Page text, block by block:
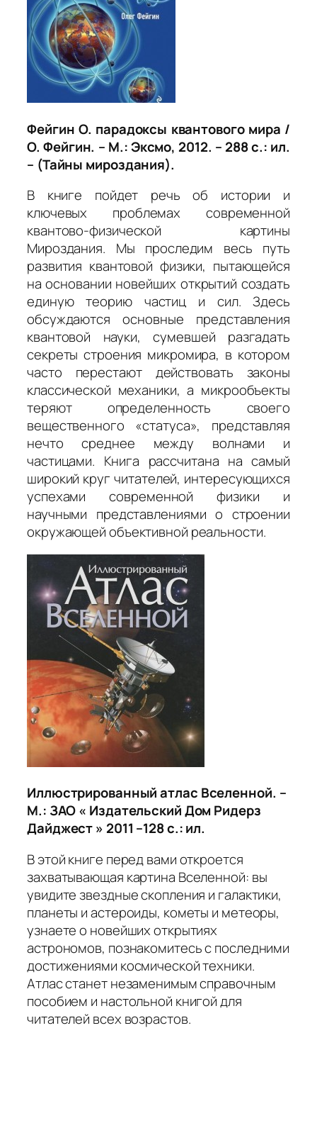
Фейгин О. парадоксы квантового мира /
О. Фейгин. – М.: Эксмо, 2012. – 288 с.: ил.
– (Тайны мироздания).
В книге пойдет речь об истории и
ключевых проблемах современной
квантово-физической картины
Мироздания. Мы проследим весь путь
развития квантовой физики, пытающейся
на основании новейших открытий создать
единую теорию частиц и сил. Здесь
обсуждаются основные представления
квантовой науки, сумевшей разгадать
секреты строения микромира, в котором
часто перестают действовать законы
классической механики, а микрообъекты
теряют определенность своего
вещественного «статуса», представляя
нечто среднее между волнами и
частицами. Книга рассчитана на самый
широкий круг читателей, интересующихся
успехами современной физики и
научными представлениями о строении
окружающей объективной реальности.
Иллюстрированный атлас Вселенной. –
М.: ЗАО « Издательский Дом Ридерз
Дайджест » 2011 –128 с.: ил.
В этой книге перед вами откроется
захватывающая картина Вселенной: вы
увидите звездные скопления и галактики,
планеты и астероиды, кометы и метеоры,
узнаете о новейших открытиях
астрономов, познакомитесь с последними
достижениями космической техники.
Атлас станет незаменимым справочным
пособием и настольной книгой для
читателей всех возрастов.